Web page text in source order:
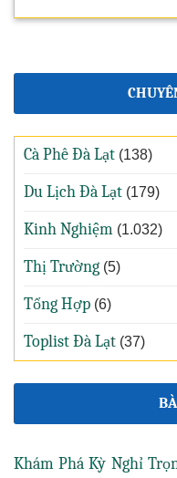
Cà Phê Đà Lạt (138)
Du Lịch Đà Lạt (179)
Kinh Nghiệm (1.032)
Thị Trường (5)
Tổng Hợp (6)
Toplist Đà Lạt (37)
Khám Phá Kỳ Nghỉ